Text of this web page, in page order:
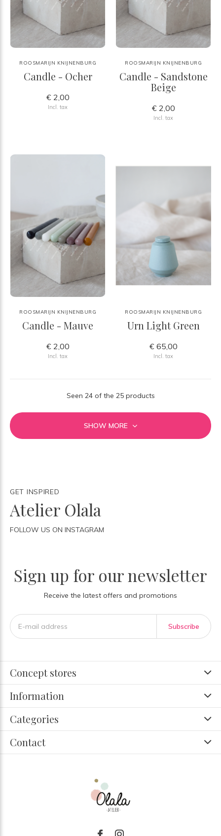
ROOSMARIJN KNIJNENBURG
Candle - Ocher
€ 2,00
Incl. tax
ROOSMARIJN KNIJNENBURG
Candle - Sandstone
Beige
€ 2,00
Incl. tax
ROOSMARIJN KNIJNENBURG
Candle - Mauve
€ 2,00
Incl. tax
ROOSMARIJN KNIJNENBURG
Urn Light Green
€ 65,00
Incl. tax
Seen 24 of the 25 products
SHOW MORE
GET INSPIRED
Atelier Olala
FOLLOW US ON INSTAGRAM
Sign up for our newsletter
Receive the latest offers and promotions
Subscribe
Concept stores
Information
Categories
Contact